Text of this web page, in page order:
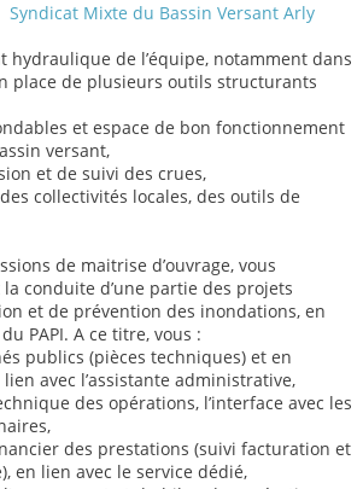
Syndicat Mixte du Bassin Versant Arly
hydraulique de l’équipe, notamment dans
place de plusieurs outils structurants
et espace de bon fonctionnement
versant,
et de suivi des crues,
collectivités locales, des outils de
de maitrise d’ouvrage, vous
conduite d’une partie des projets
et de prévention des inondations, en
PAPI. A ce titre, vous :
publics (pièces techniques) et en
avec l’assistante administrative,
des opérations, l’interface avec les
des prestations (suivi facturation et
en lien avec le service dédié,